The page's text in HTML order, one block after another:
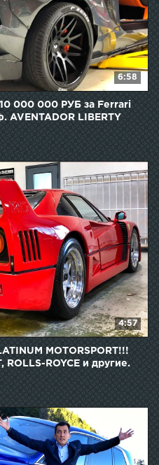
6:58
000 000 РУБ за Ferrari
AVENTADOR LIBERTY
4:57
MOTORSPORT!!!
ROYCE и другие.